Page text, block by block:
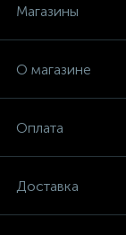
Магазины
О магазине
Оплата
Доставка